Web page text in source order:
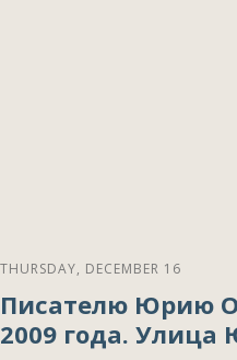
THURSDAY, DECEMBER 16
Писателю Юрию
2009 года.